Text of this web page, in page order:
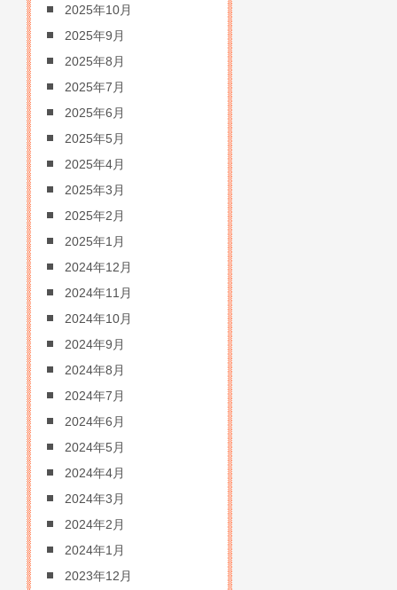
2025年10月
2025年9月
2025年8月
2025年7月
2025年6月
2025年5月
2025年4月
2025年3月
2025年2月
2025年1月
2024年12月
2024年11月
2024年10月
2024年9月
2024年8月
2024年7月
2024年6月
2024年5月
2024年4月
2024年3月
2024年2月
2024年1月
2023年12月